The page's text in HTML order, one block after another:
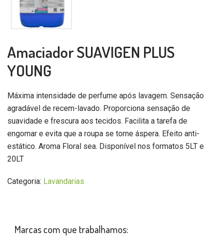
Amaciador SUAVIGEN PLUS
YOUNG
Máxima intensidade de perfume após lavagem. Sensação
agradável de recem-lavado. Proporciona sensação de
suavidade e frescura aos tecidos. Facilita a tarefa de
engomar e evita que a roupa se torne áspera. Efeito anti-
estático. Aroma Floral sea. Disponível nos formatos 5LT e
20LT
Categoria: Lavandarias
Marcas com que trabalhamos: